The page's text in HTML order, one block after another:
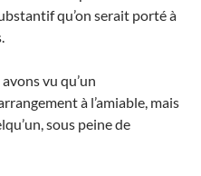
qu’on serait porté à
vu qu’un
à l’amiable, mais
sous peine de